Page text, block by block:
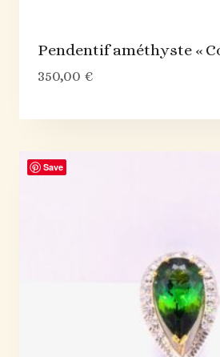
Pendentif améthyste «
350,00 €
Save